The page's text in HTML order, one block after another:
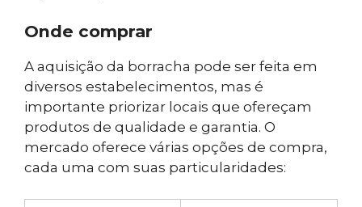
Onde comprar
A aquisição da borracha pode ser feita em
diversos estabelecimentos, mas é
importante priorizar locais que ofereçam
produtos de qualidade e garantia. O
mercado oferece várias opções de compra,
cada uma com suas particularidades: